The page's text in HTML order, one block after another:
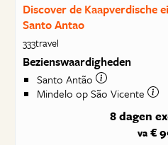
Discover de Kaapverdische
Santo Antao
333travel
Bezienswaardigheden
Santo Antão
Mindelo op São Vicente
8 dagen
va€